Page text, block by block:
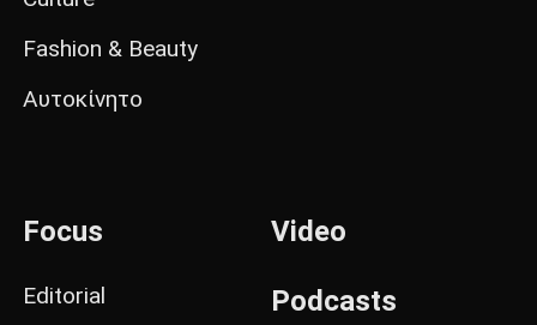
Fashion & Beauty
Αυτοκίνητο
Focus
Editorial
Video
Podcasts